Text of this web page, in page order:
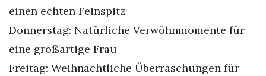
einen echten Feinspitz
Donnerstag: Natürliche Verwöhnmomente für
eine großartige Frau
Freitag: Weihnachtliche Überraschungen für